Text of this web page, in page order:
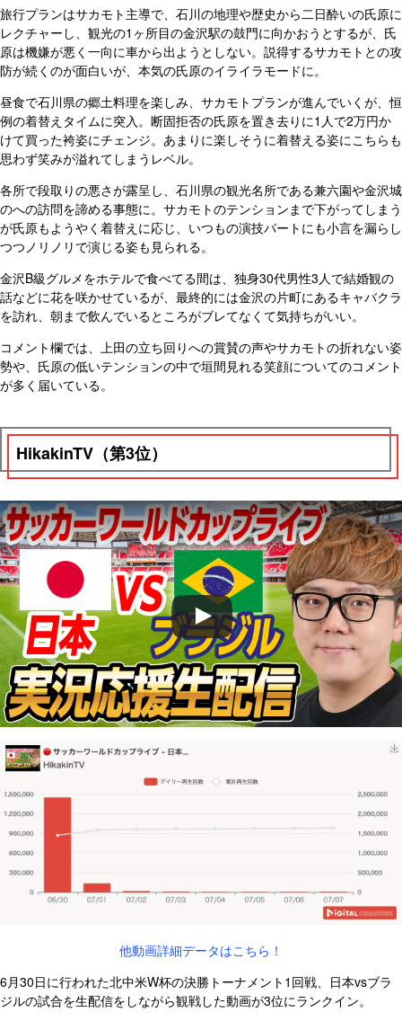
旅行プランはサカモト主導で、石川の地理や歴史から二日酔いの氏原に
レクチャーし、観光の1ヶ所目の金沢駅の鼓門に向かおうとするが、氏
原は機嫌が悪く一向に車から出ようとしない。説得するサカモトとの攻
防が続くのが面白いが、本気の氏原のイライラモードに。
昼食で石川県の郷土料理を楽しみ、サカモトプランが進んでいくが、恒
例の着替えタイムに突入。断固拒否の氏原を置き去りに1人で2万円か
けて買った袴姿にチェンジ。あまりに楽しそうに着替える姿にこちらも
思わず笑みが溢れてしまうレベル。
各所で段取りの悪さが露呈し、石川県の観光名所である兼六園や金沢城
のへの訪問を諦める事態に。サカモトのテンションまで下がってしまう
が氏原もようやく着替えに応じ、いつもの演技パートにも小言を漏らし
つつノリノリで演じる姿も見られる。
金沢B級グルメをホテルで食べてる間は、独身30代男性3人で結婚観の
話などに花を咲かせているが、最終的には金沢の片町にあるキャバクラ
を訪れ、朝まで飲んでいるところがブレてなくて気持ちがいい。
コメント欄では、上田の立ち回りへの賞賛の声やサカモトの折れない姿
勢や、氏原の低いテンションの中で垣間見れる笑顔についてのコメント
が多く届いている。
HikakinTV（第3位）
他動画詳細データはこちら！
6月30日に行われた北中米W杯の決勝トーナメント1回戦、日本vsブラ
ジルの試合を生配信をしながら観戦した動画が3位にランクイン。